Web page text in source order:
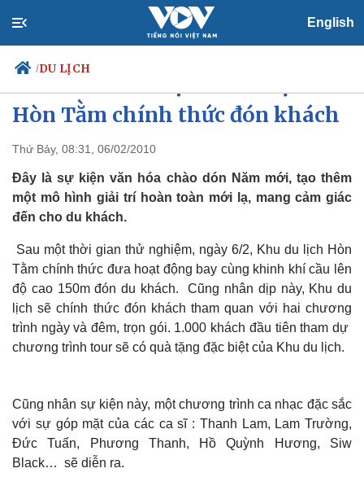
English
/DU LỊCH
Chính trị
Đảng
Tổ chức nhân sự
Quốc hội
Tin 24h
Dự báo thời tiết
Việc làm
Biển đảo
Hòn Tằm chính thức đón khách
Thứ Bảy, 08:31, 06/02/2010
Đây là sự kiện văn hóa chào dón Năm mới, tạo thêm
một mô hình giải trí hoàn toàn mới lạ, mang cảm giác
đến cho du khách.
Sau một thời gian thử nghiệm, ngày 6/2, Khu du lịch Hòn
Tằm chính thức đưa hoạt động bay cùng khinh khí cầu lên
độ cao 150m đón du khách. Cũng nhân dịp này, Khu du
lịch sẽ chính thức đón khách tham quan với hai chương
trình ngày và đêm, trọn gói. 1.000 khách đầu tiên tham dự
chương trình tour sẽ có quà tặng đặc biệt của Khu du lịch.
Cũng nhân sự kiện này, một chương trình ca nhạc đặc sắc
với sự góp mặt của các ca sĩ : Thanh Lam, Lam Trường,
Đức Tuấn, Phương Thanh, Hồ Quỳnh Hương, Siw
Black… sẽ diễn ra.